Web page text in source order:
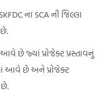
ના SCA ની જિલ્લા
છે જ્યાં પ્રોજેક્ટ પ્રસ્તાવનું
આવે છે અને પ્રોજેક્ટ